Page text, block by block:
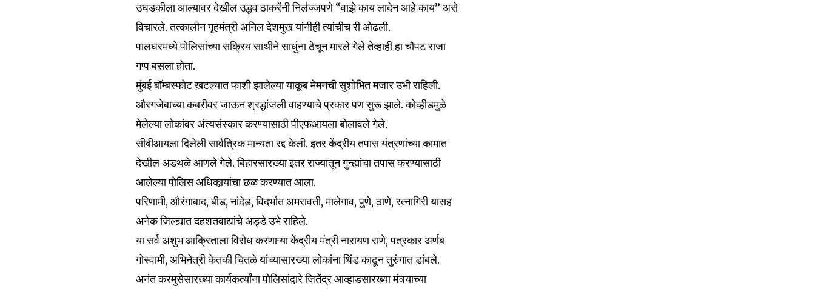
To subscribe, simply enter your email address on our website or click
the subscribe button below. Don't worry, we respect your privacy and
won't spam your inbox. Your information is safe with us.
6,300
Fans
उघडकीला आल्यावर देखील उद्धव ठाकरेंनी निर्लज्जपणे “वाझे काय लादेन आहे काय” असे
विचारले. तत्कालीन गृहमंत्री अनिल देशमुख यांनीही त्यांचीच री ओढली.
पालघरमध्ये पोलिसांच्या सक्रिय साथीने साधुंना ठेचून मारले गेले तेव्हाही हा चौपट राजा
गप्प बसला होता.
मुंबई बॉम्बस्फोट खटल्यात फाशी झालेल्या याकूब मेमनची सुशोभित मजार उभी राहिली.
औरगजेबाच्या कबरीवर जाऊन श्रद्धांजली वाहण्याचे प्रकार पण सुरू झाले. कोव्हीडमुळे
मेलेल्या लोकांवर अंत्यसंस्कार करण्यासाठी पीएफआयला बोलावले गेले.
सीबीआयला दिलेली सार्वत्रिक मान्यता रद्द केली. इतर केंद्रीय तपास यंत्रणांच्या कामात
देखील अडथळे आणले गेले. बिहारसारख्या इतर राज्यातून गुन्ह्यांचा तपास करण्यासाठी
आलेल्या पोलिस अधिकार्‍यांचा छळ करण्यात आला.
परिणामी, औरंगाबाद, बीड, नांदेड, विदर्भात अमरावती, मालेगाव, पुणे, ठाणे, रत्नागिरी यासह
अनेक जिल्ह्यात दहशतवाद्यांचे अड्डे उभे राहिले.
या सर्व अशुभ आक्रिताला विरोध करणाऱ्या केंद्रीय मंत्री नारायण राणे, पत्रकार अर्णब
गोस्वामी, अभिनेत्री केतकी चितळे यांच्यासारख्या लोकांना धिंड काढून तुरुंगात डांबले.
अनंत करमुसेसारख्या कार्यकर्त्यांना पोलिसांद्वारे जितेंद्र आव्हाडसारख्या मंत्र्याच्या